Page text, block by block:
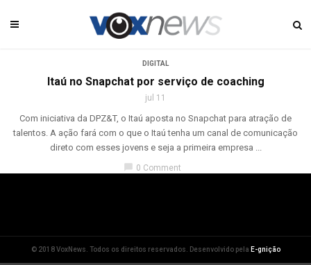
DIGITAL
Itaú no Snapchat por serviço de coaching
jul 11
Com iniciativa da DPZ&T, o Itaú aposta no Snapchat para atração de
talentos. A ação fará com o que o Itaú tenha um canal de comunicação
direto com esses jovens e seja a primeira empresa ...
chat_bubble 0 Comment
© 2018 VoxNews. Todos os direitos reservados. Desenvolvido pela E-gnição